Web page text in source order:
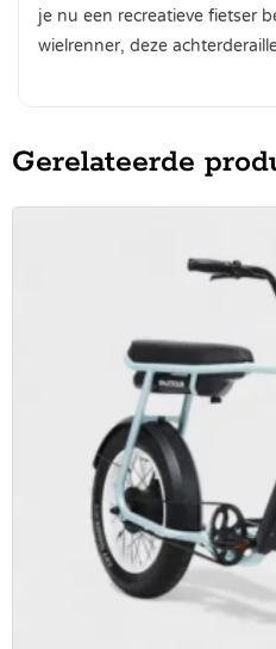
je nu een recreatieve fietser
wielrenner, deze
Gerelateerde